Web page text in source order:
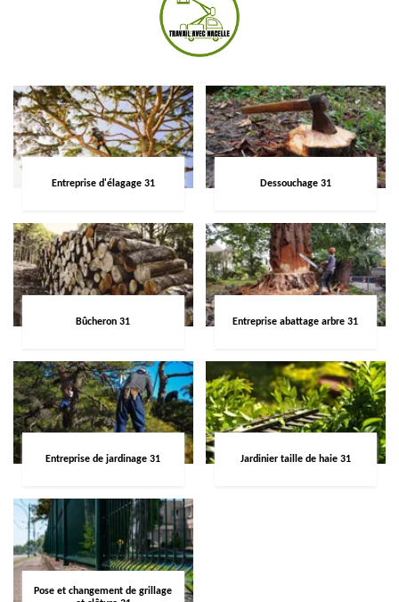
Entreprise d'élagage 31 Dessouchage 31
Bûcheron 31 Entreprise abattage arbre 31
Entreprise de jardinage 31 Jardinier taille de haie 31
Pose et changement de grillage